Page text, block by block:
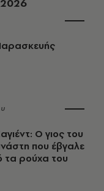
Ο γιος του
που έβγαλε
τα ρούχα του